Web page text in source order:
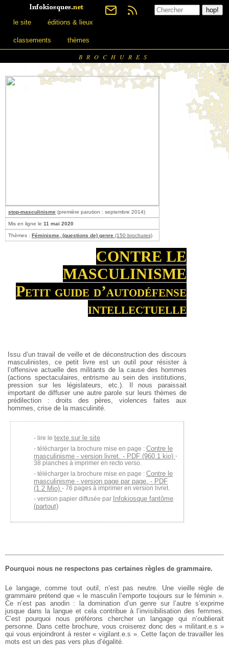
le site éditions & lieux
classements thèmes
BROCHURES
stop-masculinisme (première parution : septembre 2014)
Mis en ligne le 11 mai 2020
Thèmes : Féminisme, (questions de) genre (150 brochures)
CONTRE LE
MASCULINISME
Petit guide d’autodéfense
intellectuelle
Issu d’un travail de veille et de déconstruction des discours
masculinistes, ce petit livre est un outil pour résister à
l’offensive actuelle des militants de la cause des hommes
(actions spectaculaires, entrisme au sein des institutions,
pression sur les législateurs, etc.). Il nous paraissait
important de diffuser une autre parole sur leurs thèmes de
prédilection : droits des pères, violences faites aux
hommes, crise de la masculinité.
lire le texte sur le site
télécharger la brochure mise en page : Contre le
masculinisme - version livret. - PDF (960.1 kio) -
38 planches à imprimer en recto verso.
télécharger la brochure mise en page : Contre le
masculinisme - version page par page. - PDF
(1.2 Mio) - 76 pages à imprimer en version livret.
version papier diffusée par Infokiosque fantôme
(partout)
Pourquoi nous ne respectons pas certaines règles de grammaire.
Le langage, comme tout outil, n’est pas neutre. Une vieille règle de
grammaire prétend que « le masculin l’emporte toujours sur le féminin ».
Ce n’est pas anodin : la domination d’un genre sur l’autre s’exprime
jusque dans la langue et cela contribue à l’invisibilisation des femmes.
C’est pourquoi nous préférons chercher un langage qui n’oublierait
personne. Dans cette brochure, vous croiserez donc des « militant.e.s »
qui vous enjoindront à rester « vigilant.e.s ». Cette façon de travailler les
mots est un des pas vers plus d’égalité.